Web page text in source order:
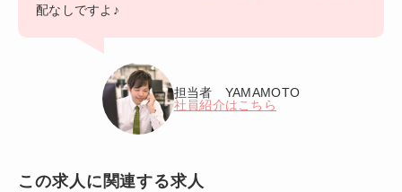
配なしですよ♪
担当者 YAMAMOTO
社員紹介はこちら
この求人に関連する求人